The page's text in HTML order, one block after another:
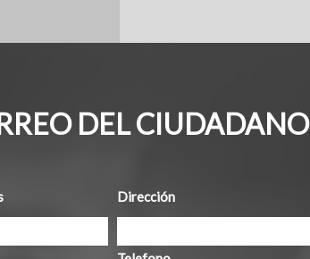
DEL CIUDADANO
Dirección